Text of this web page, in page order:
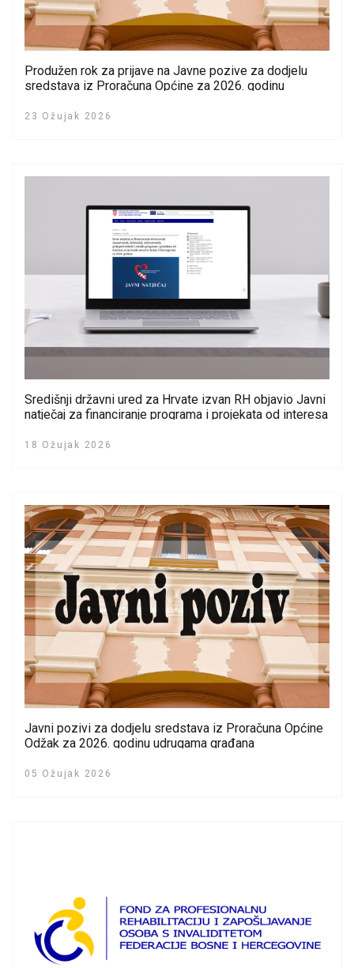
Produžen rok za prijave na Javne pozive za dodjelu
sredstava iz Proračuna Općine za 2026. godinu
23 Ožujak 2026
Središnji državni ured za Hrvate izvan RH objavio Javni
natječaj za financiranje programa i projekata od interesa
18 Ožujak 2026
Javni pozivi za dodjelu sredstava iz Proračuna Općine
Odžak za 2026. godinu udrugama građana
05 Ožujak 2026